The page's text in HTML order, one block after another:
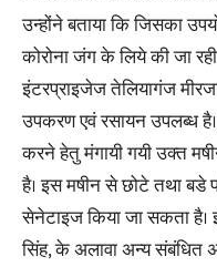
उन्होंने बताया कि जिसका
कोरोना जंग के लिये की जा
इंटरप्राइजेज तेलियागंज
उपकरण एवं रसायन उपलब्ध है।
करने हेतु मंगायी गयी उक्त
है। इस मषीन से छोटे तथा बडे
सेनेटाइज किया जा सकता है।
सिंह, के अलावा अन्य संबंधित